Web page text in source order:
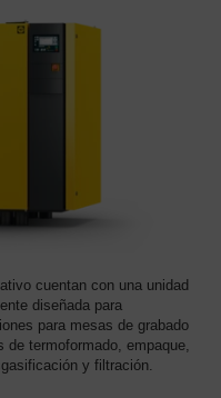
cuentan con una unidad
diseñada para
para mesas de grabado
termoformado, empaque,
y filtración.